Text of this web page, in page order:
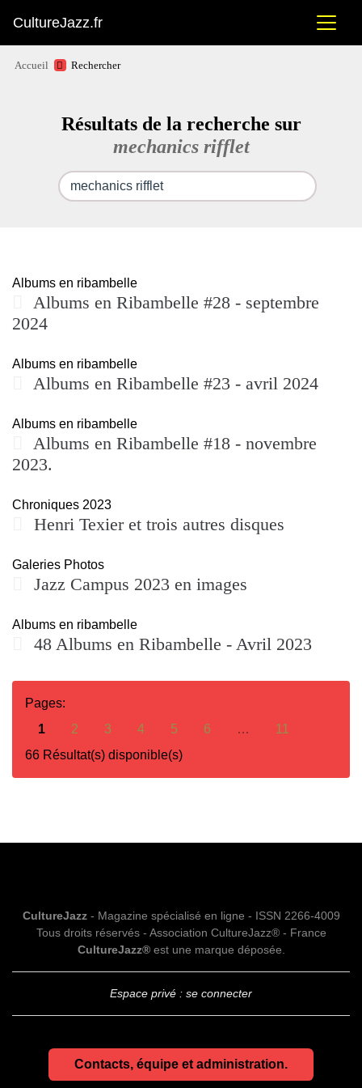
CultureJazz.fr
Accueil Rechercher
Résultats de la recherche sur
mechanics rifflet
Albums en ribambelle
Albums en Ribambelle #28 - septembre
2024
Albums en ribambelle
Albums en Ribambelle #23 - avril 2024
Albums en ribambelle
Albums en Ribambelle #18 - novembre
2023.
Chroniques 2023
Henri Texier et trois autres disques
Galeries Photos
Jazz Campus 2023 en images
Albums en ribambelle
48 Albums en Ribambelle - Avril 2023
Pages:
1
2 3 4 5 6 …
11
66 Résultat(s) disponible(s)
CultureJazz- Magazine spécialisé en ligne - ISSN 2266-4009
Tous droits réservés - Association CultureJazz® - France
CultureJazz®est une marque déposée.
Espace privé : se connecter
Contacts, équipe et administration.